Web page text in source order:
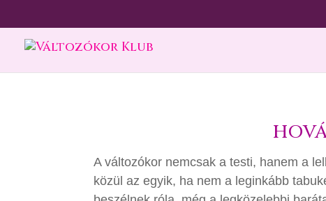
A változókor nemcsak a testi, hanem a
közül az egyik, ha nem a leginkább